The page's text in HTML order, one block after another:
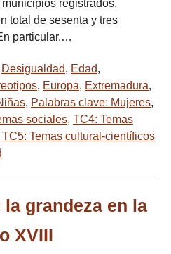
registrados,
total de sesenta y tres
particular,…
Desigualdad, Edad,
, Europa, Extremadura,
, Palabras clave: Mujeres,
sociales, TC4: Temas
TC5: Temas cultural-científicos
grandeza en la
XVIII